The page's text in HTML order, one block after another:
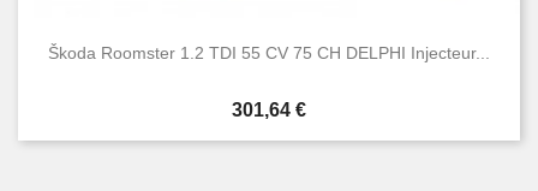
Škoda Roomster 1.2 TDI 55 CV 75 CH DELPHI Injecteur...
Prix
301,64 €